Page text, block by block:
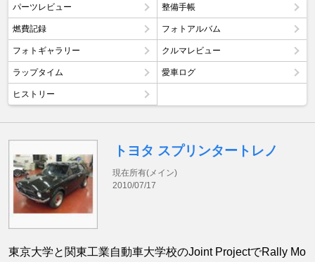
パーツレビュー 整備手帳
燃費記録 フォトアルバム
フォトギャラリー クルマレビュー
ラップタイム 愛車ログ
ヒストリー
トヨタ スプリンタートレノ
現在所有(メイン)
2010/07/17
東京大学と関東工業自動車大学校のJoint ProjectでRally Mo